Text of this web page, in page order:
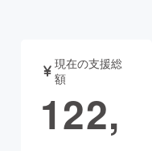
書籍・雑誌
現在の支援総
額
122,